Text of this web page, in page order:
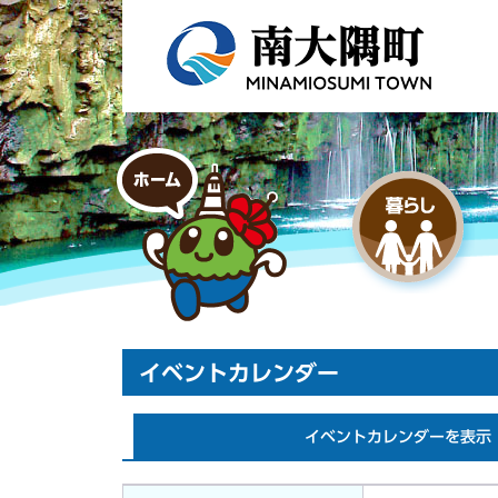
イベントカレンダー
イベントカレンダーを表示